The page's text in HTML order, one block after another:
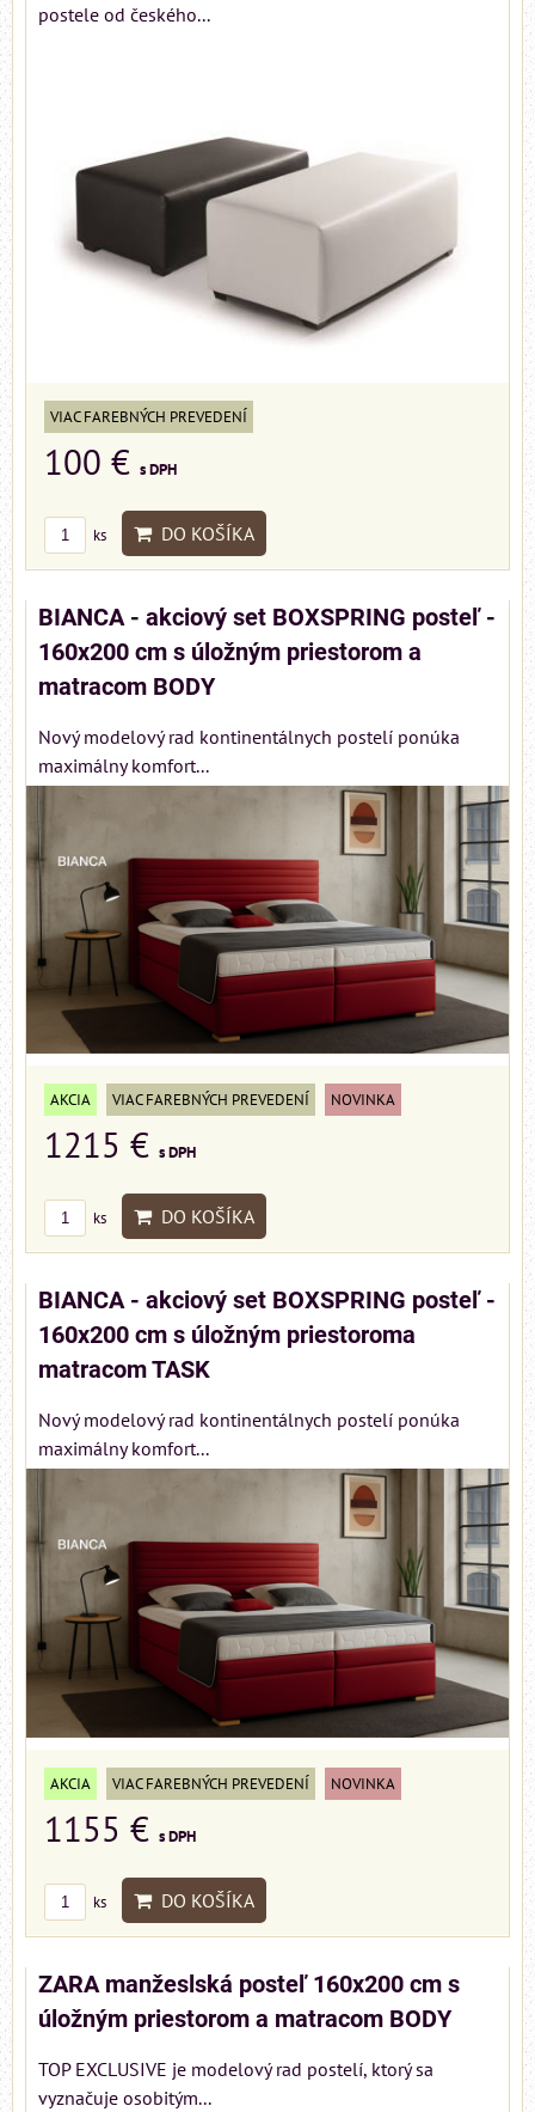
postele od českého...
VIAC FAREBNÝCH PREVEDENÍ
100 € s DPH
ks DO KOŠÍKA
BIANCA - akciový set BOXSPRING posteľ -
160x200 cm s úložným priestorom a
matracom BODY
Nový modelový rad kontinentálnych postelí ponúka
maximálny komfort...
AKCIA VIAC FAREBNÝCH PREVEDENÍ NOVINKA
1215 € s DPH
ks DO KOŠÍKA
BIANCA - akciový set BOXSPRING posteľ -
160x200 cm s úložným priestoroma
matracom TASK
Nový modelový rad kontinentálnych postelí ponúka
maximálny komfort...
AKCIA VIAC FAREBNÝCH PREVEDENÍ NOVINKA
1155 € s DPH
ks DO KOŠÍKA
ZARA manžeslská posteľ 160x200 cm s
úložným priestorom a matracom BODY
TOP EXCLUSIVE je modelový rad postelí, ktorý sa
vyznačuje osobitým...